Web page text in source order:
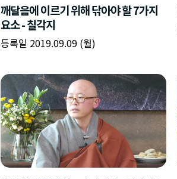
깨달음에 이르기 위해 닦아야 할 7가지
요소 - 칠각지
등록일 2019.09.09 (월)